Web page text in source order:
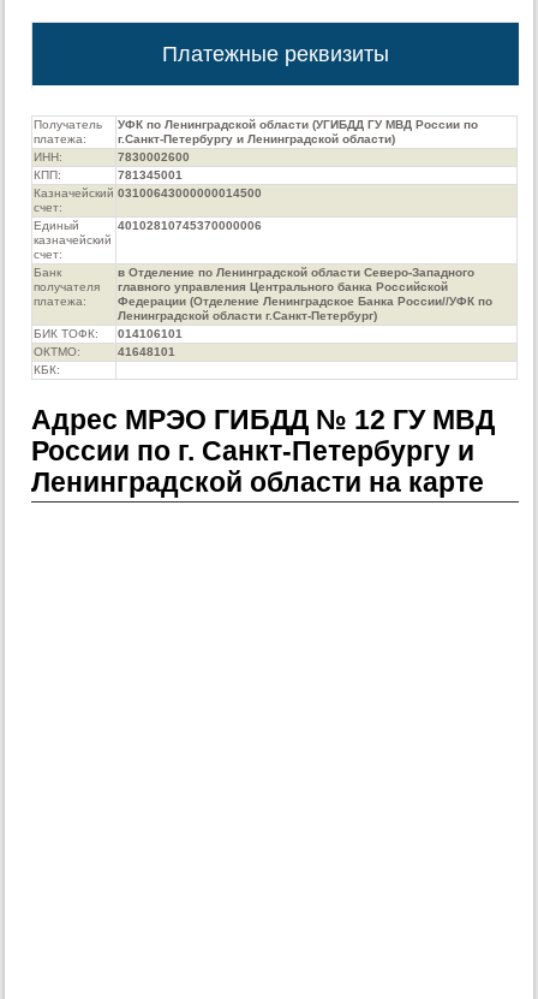
Платежные реквизиты
Получатель
платежа:
УФК по Ленинградской области (УГИБДД ГУ МВД России по
г.Санкт-Петербургу и Ленинградской области)
ИНН:
7830002600
КПП:
781345001
Казначейский
счет:
03100643000000014500
Единый
казначейский
счет:
40102810745370000006
Банк
получателя
платежа:
в Отделение по Ленинградской области Северо-Западного
главного управления Центрального банка Российской
Федерации (Отделение Ленинградское Банка России//УФК по
Ленинградской области г.Санкт-Петербург)
БИК ТОФК:
014106101
ОКТМО:
41648101
КБК:
Адрес МРЭО ГИБДД № 12 ГУ МВД
России по г. Санкт-Петербургу и
Ленинградской области на карте